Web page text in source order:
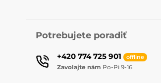
Potrebujete poradiť
+420 774 725 901 offline
Zavolajte nám Po-Pi 9-16